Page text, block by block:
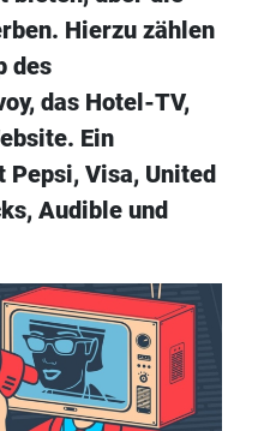
Hierzu zählen
des
das Hotel-TV,
Ein
Visa, United
Audible und